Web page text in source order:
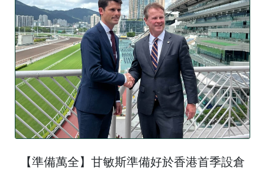
【準備萬全】甘敏斯準備好於香港首季設倉